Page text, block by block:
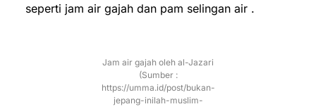
seperti jam air gajah dan pam selingan air .
Jam air gajah oleh al-Jazari
(Sumber :
https://umma.id/post/bukan-
jepang-inilah-muslim-